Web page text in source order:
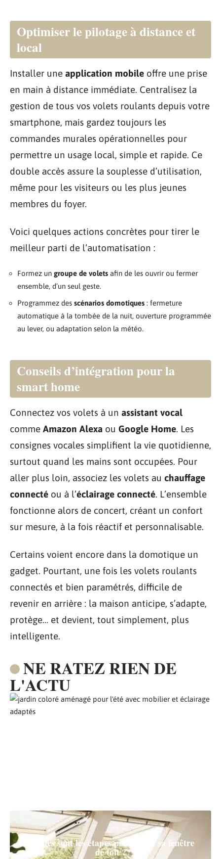
Optimiser le pilotage à distance et
local
Installer une application mobile offre une prise
en main à distance immédiate. Centralisez la
gestion de tous vos volets roulants depuis votre
smartphone, mais gardez toujours les
commandes murales opérationnelles pour
permettre un usage local, simple et rapide. Ce
double accès assure la souplesse d’utilisation,
même pour les visiteurs ou les plus jeunes
membres du foyer.
Voici quelques actions concrètes pour tirer le
meilleur parti de l’automatisation :
Formez un groupe de volets afin de les ouvrir ou fermer
ensemble, d’un seul geste.
Programmez des scénarios domotiques : fermeture
automatique à la tombée de la nuit, ouverture programmée
au lever, ou adaptation selon la météo.
Conseils d’intégration pour la
smart home
Connectez vos volets à un assistant vocal
comme Amazon Alexa ou Google Home. Les
consignes vocales simplifient la vie quotidienne,
surtout quand les mains sont occupées. Pour
aller plus loin, associez les volets au chauffage
connecté ou à l’éclairage connecté. L’ensemble
fonctionne alors de concert, créant un confort
sur mesure, à la fois réactif et personnalisable.
Certains voient encore dans la domotique un
gadget. Pourtant, une fois les volets roulants
connectés et bien paramétrés, difficile de
revenir en arrière : la maison anticipe, s’adapte,
protège… et devient, tout simplement, plus
intelligente.
NE RATEZ RIEN DE
L'ACTU
Quelles sont les étapes pour poser sa fenêtre
de toit ?